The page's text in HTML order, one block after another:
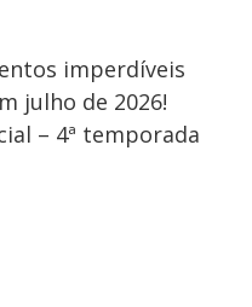
imperdíveis
julho de 2026!
– 4ª temporada